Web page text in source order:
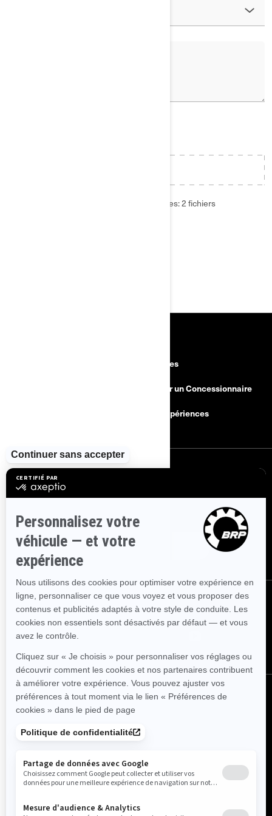
Nombre maximal de pièces jointes autorisées: 2 fichiers
Carrières
Devenir un Concessionnaire
BRP Expériences
S'INSCRIRE
Inscrivez-vous à nos courriels.Recevez les dernières nouvelles, les
ABONNEZ-VOUS
SUIVEZ NOUS